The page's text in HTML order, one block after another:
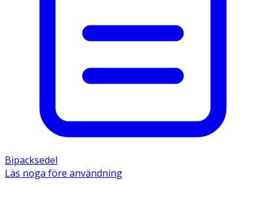
Bipacksedel
Läs noga före användning